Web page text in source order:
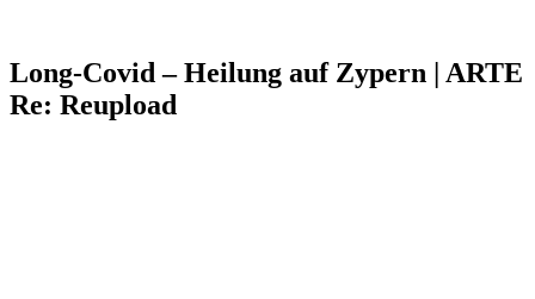
Long-Covid – Heilung auf Zypern | ARTE
Re: Reupload